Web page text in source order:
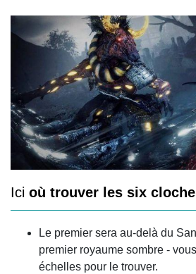
Ici où trouver les six
Le premier sera au-delà du
premier royaume sombre -
échelles pour le trouver.